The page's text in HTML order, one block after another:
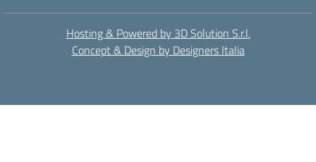
Hosting & Powered by 3D Solution S.r.l.
Concept & Design by Designers Italia